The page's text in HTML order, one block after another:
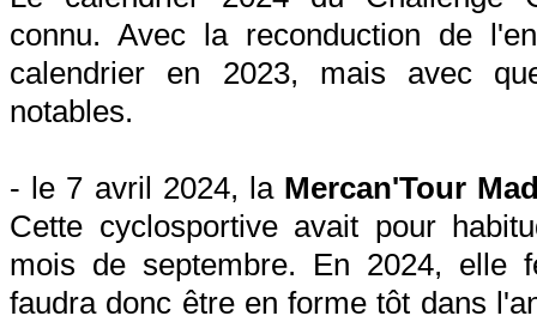
connu. Avec la reconduction de
calendrier en 2023, mais avec
notables.
- le 7 avril 2024, la Mercan'Tour
Cette cyclosportive avait pour
mois de septembre. En 2024, elle
faudra donc être en forme tôt dans